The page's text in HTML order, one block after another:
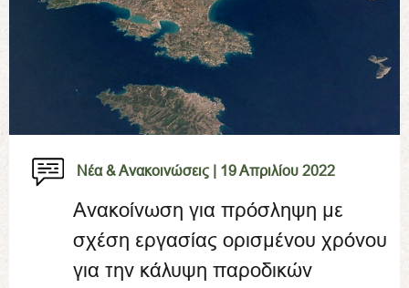
Νέα & Ανακοινώσεις | 19 Απριλίου 2022
Ανακοίνωση για πρόσληψη με
σχέση εργασίας ορισμένου χρόνου
για την κάλυψη παροδικών